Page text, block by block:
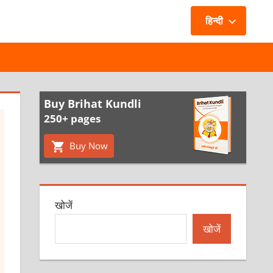
हिन्दी
Buy Brihat Kundli
250+ pages
Buy Now
खोजें
खोजें